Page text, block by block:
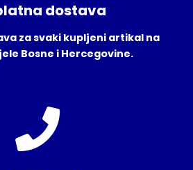
dostava
za svaki kupljeni artikal na
Bosne i Hercegovine.